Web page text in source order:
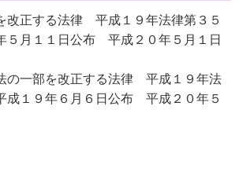
改正する法律 平成１９年法律第３５
月１１日公布 平成２０年５月１日
の一部を改正する法律 平成１９年法
１９年６月６日公布 平成２０年５